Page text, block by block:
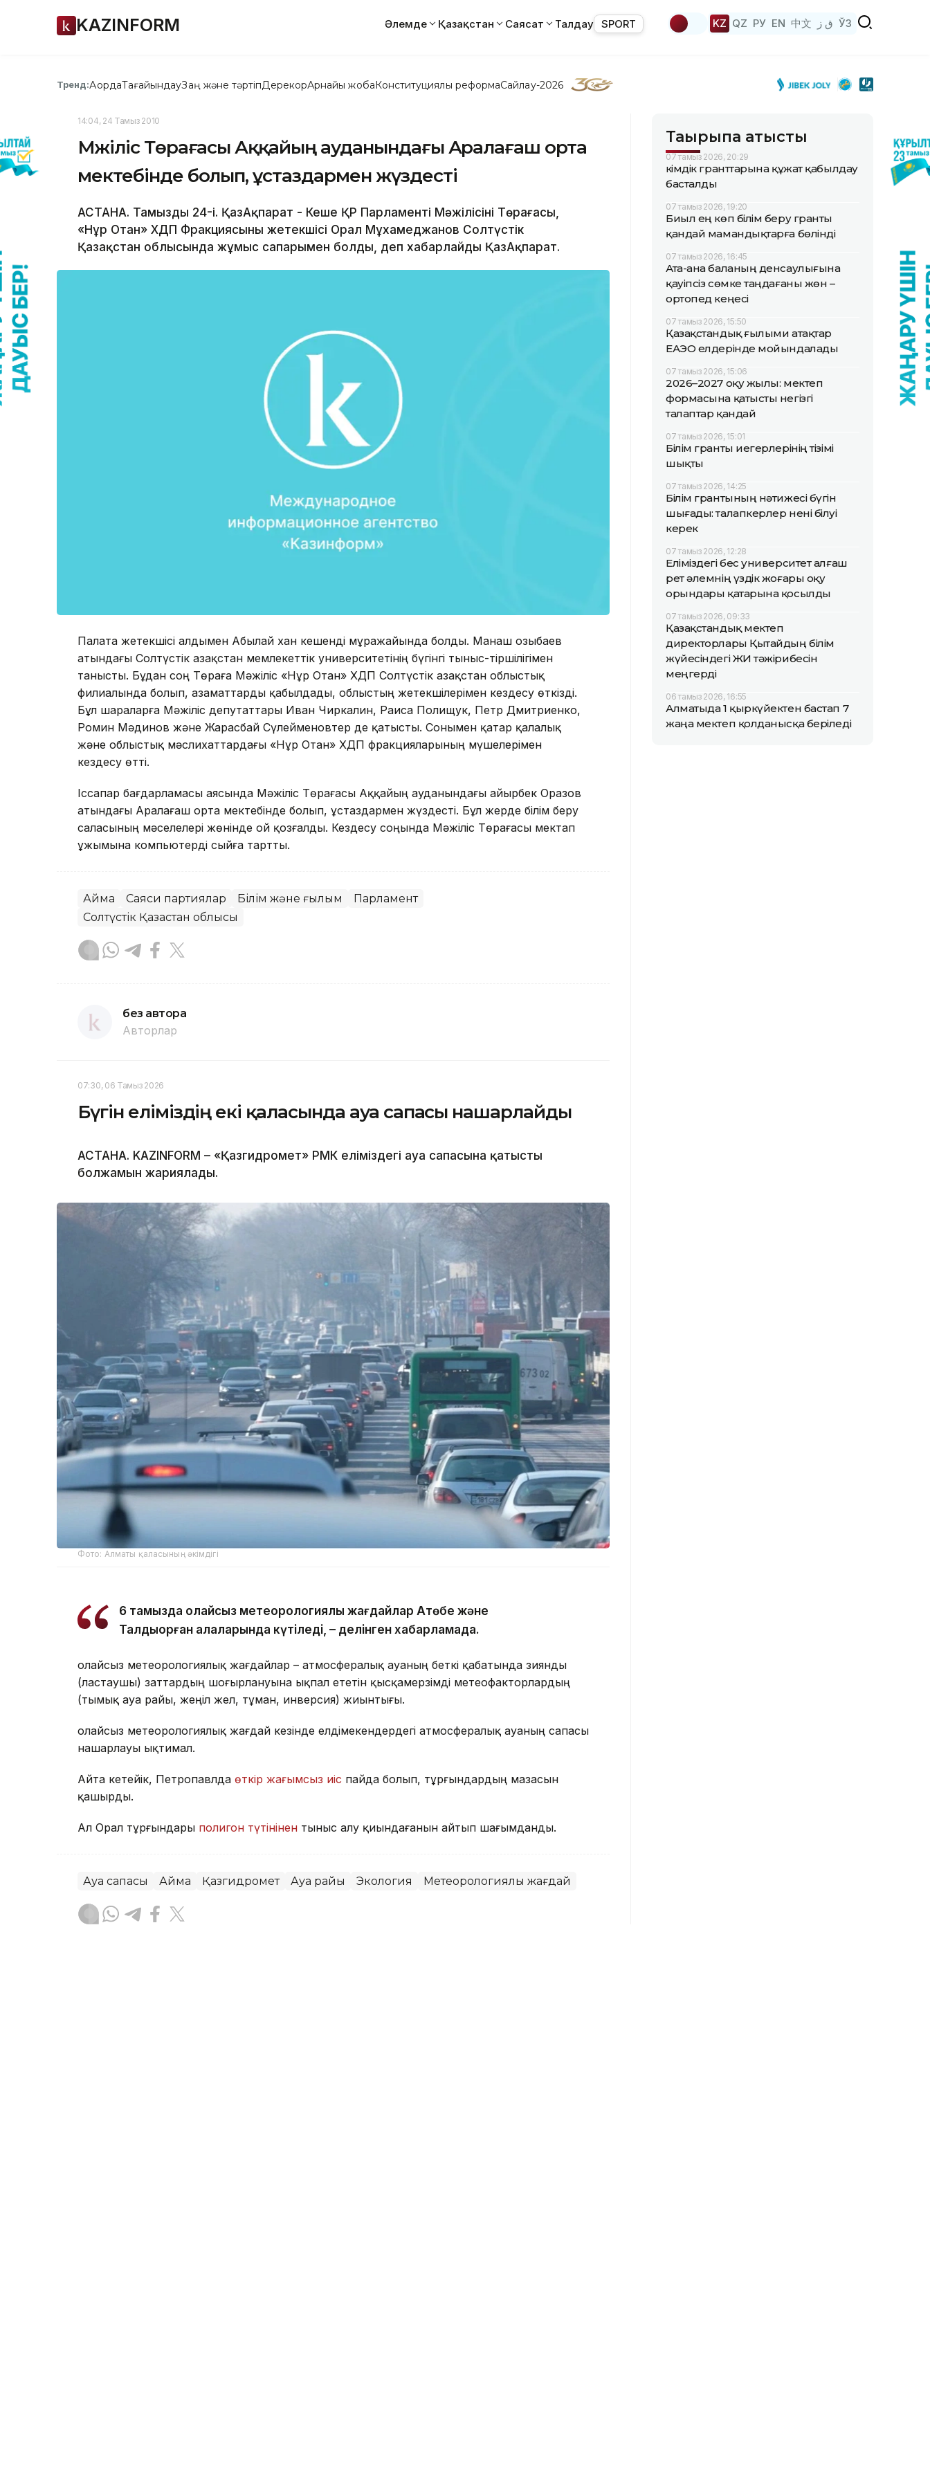
KAZINFORM Әлемде Қазақстан Саясат Талдау SPORT KZ QZ РУ EN 中文 ق ز ЎЗ
Тренд:АқордаТағайындауЗаң және тәртіпДерекқорАрнайы жобаКонституциялық реформаСайлау-2026
14:04, 24 Тамыз 2010
Мәжіліс Төрағасы Аққайың ауданындағы Аралағаш орта
мектебінде болып, ұстаздармен жүздесті
АСТАНА. Тамыздың 24-і. ҚазАқпарат - Кеше ҚР Парламенті Мәжілісінің Төрағасы,
«Нұр Отан» ХДП Фракциясының жетекшісі Орал Мұхамеджанов Солтүстік
Қазақстан облысында жұмыс сапарымен болды, деп хабарлайды ҚазАқпарат.
Палата жетекшісі алдымен Абылай хан кешенді мұражайында болды. Манаш Қозыбаев
атындағы Солтүстік Қазақстан мемлекеттік университетінің бүгінгі тыныс-тіршілігімен
танысты. Бұдан соң Төраға Мәжіліс «Нұр Отан» ХДП Солтүстік Қазақстан облыстық
филиалында болып, азаматтарды қабылдады, облыстың жетекшілерімен кездесу өткізді.
Бұл шараларға Мәжіліс депутаттары Иван Чиркалин, Раиса Полищук, Петр Дмитриенко,
Ромин Мәдинов және Жарасбай Сүлейменовтер де қатысты. Сонымен қатар қалалық
және облыстық мәслихаттардағы «Нұр Отан» ХДП фракцияларының мүшелерімен
кездесу өтті.
Іссапар бағдарламасы аясында Мәжіліс Төрағасы Аққайың ауданындағы Қайырбек Оразов
атындағы Аралағаш орта мектебінде болып, ұстаздармен жүздесті. Бұл жерде білім беру
саласының мәселелері жөнінде ой қозғалды. Кездесу соңында Мәжіліс Төрағасы мектап
ұжымына компьютерді сыйға тартты.
Аймақ Саяси партиялар Білім және ғылым
Парламент
Солтүстік Қазақстан облысы
без автора
Авторлар
07:30, 06 Тамыз 2026
Бүгін еліміздің екі қаласында ауа сапасы нашарлайды
АСТАНА. KAZINFORM – «Қазгидромет» РМК еліміздегі ауа сапасына қатысты
болжамын жариялады.
Фото: Алматы қаласының әкімдігі
6 тамызда қолайсыз метеорологиялық жағдайлар Ақтөбе және
Талдықорған қалаларында күтіледі, – делінген хабарламада.
Қолайсыз метеорологиялық жағдайлар – атмосфералық ауаның беткі қабатында зиянды
(ластаушы) заттардың шоғырлануына ықпал ететін қысқамерзімді метеофакторлардың
(тымық ауа райы, жеңіл жел, тұман, инверсия) жиынтығы.
Қолайсыз метеорологиялық жағдай кезінде елдімекендердегі атмосфералық ауаның сапасы
нашарлауы ықтимал.
Айта кетейік, Петропавлда өткір жағымсыз иіс пайда болып, тұрғындардың мазасын
қашырды.
Ал Орал тұрғындары полигон түтінінен тыныс алу қиындағанын айтып шағымданды.
Ауа сапасы Аймақ Қазгидромет Ауа райы Экология Метеорологиялық жағдай
Тақырыпқа қатысты
07 тамыз 2026, 20:29
Әкімдік гранттарына құжат қабылдау
басталды
07 тамыз 2026, 19:20
Биыл ең көп білім беру гранты
қандай мамандықтарға бөлінді
07 тамыз 2026, 16:45
Ата-ана баланың денсаулығына
қауіпсіз сөмке таңдағаны жөн –
ортопед кеңесі
07 тамыз 2026, 15:50
Қазақстандық ғылыми атақтар
ЕАЭО елдерінде мойындалады
07 тамыз 2026, 15:06
2026–2027 оқу жылы: мектеп
формасына қатысты негізгі
талаптар қандай
07 тамыз 2026, 15:01
Білім гранты иегерлерінің тізімі
шықты
07 тамыз 2026, 14:25
Білім грантының нәтижесі бүгін
шығады: талапкерлер нені білуі
керек
07 тамыз 2026, 12:28
Еліміздегі бес университет алғаш
рет әлемнің үздік жоғары оқу
орындары қатарына қосылды
07 тамыз 2026, 09:33
Қазақстандық мектеп
директорлары Қытайдың білім
жүйесіндегі ЖИ тәжірибесін
меңгерді
06 тамыз 2026, 16:55
Алматыда 1 қыркүйектен бастап 7
жаңа мектеп қолданысқа беріледі